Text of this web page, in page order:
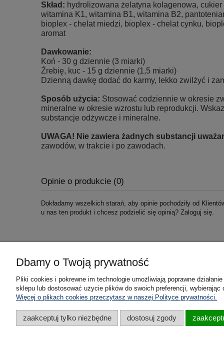
Skład: hydrolizowana żelatyna kolagenowa,
witamina K1, witamina B1, witamina B2,
bioplex - chelat miedzi, bioplex - chelat cynku,
aromat
Dawkowanie:
Koń - 30 g dziennie (3 miarki)
Źrebię, kuc - 15 g dziennie (1,5 miarki)
Dzienną dawkę dodać do karmy, lekko zwilżyć i
Sposób użycia: Stosować codziennie w okresie
mineralne w okresie wzrostu lub reprodukcji.
substancje odżywcze i mineralne.
UWAGA! Nie zawiera żadnych substancji
zawodów, w trakcie i po zawodach.
Opinie o produkcie (0)
Dokładamy wszelkich starań, aby opinie pochodziły od
u nas ten produkt i chcesz podzielić się opinią? Zaloguj się.
Dostawa i płatności
Zwroty i reklamacje
Dbamy o Twoją prywatność
Pliki cookies i pokrewne im technologie umożliwiają poprawne
sklepu lub dostosować użycie plików do swoich preferencji, wybierając
Więcej o plikach cookies przeczytasz w naszej Polityce prywatności.
zaakceptuj tylko niezbędne dostosuj zgody